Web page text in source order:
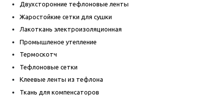
Двухсторонние тефлоновые ленты
Жаростойкие сетки для сушки
Лакоткань электроизоляционная
Промышленое утепление
Термоскотч
Тефлоновые сетки
Клеевые ленты из тефлона
Ткань для компенсаторов